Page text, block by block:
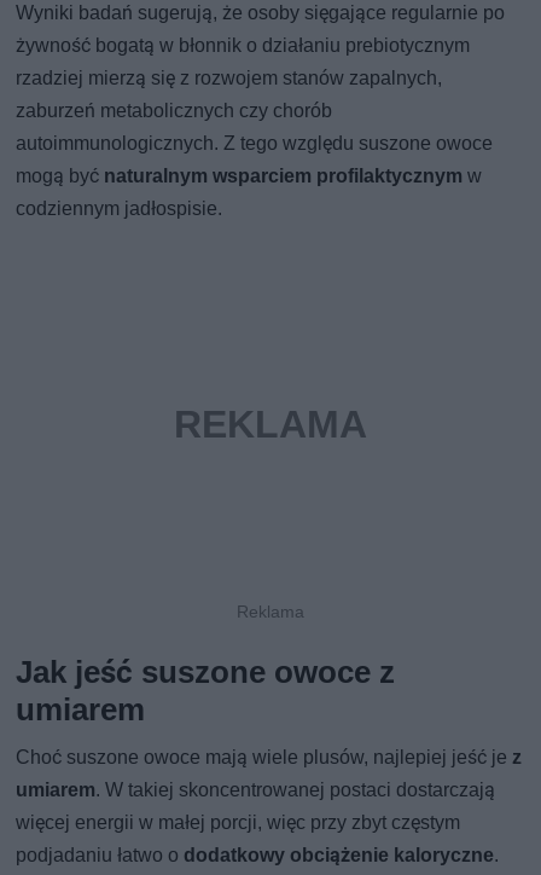
Wyniki badań sugerują, że osoby sięgające regularnie po
żywność bogatą w błonnik o działaniu prebiotycznym
rzadziej mierzą się z rozwojem stanów zapalnych,
zaburzeń metabolicznych czy chorób
autoimmunologicznych. Z tego względu suszone owoce
mogą być naturalnym wsparciem profilaktycznym w
codziennym jadłospisie.
Jak jeść suszone owoce z
umiarem
Choć suszone owoce mają wiele plusów, najlepiej jeść je z
umiarem. W takiej skoncentrowanej postaci dostarczają
więcej energii w małej porcji, więc przy zbyt częstym
podjadaniu łatwo o dodatkowy obciążenie kaloryczne.